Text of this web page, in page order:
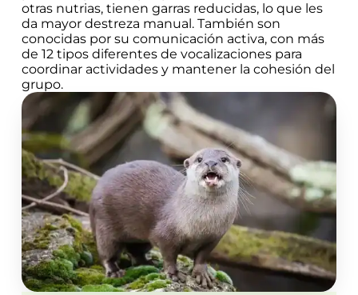
otras nutrias, tienen garras reducidas, lo que les
da mayor destreza manual. También son
conocidas por su comunicación activa, con más
de 12 tipos diferentes de vocalizaciones para
coordinar actividades y mantener la cohesión del
grupo.